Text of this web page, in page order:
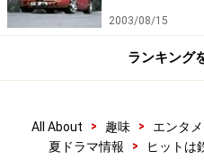
2003/08/15
ランキング
All About > 趣味 > エンタメ
夏ドラマ情報
> ヒットは